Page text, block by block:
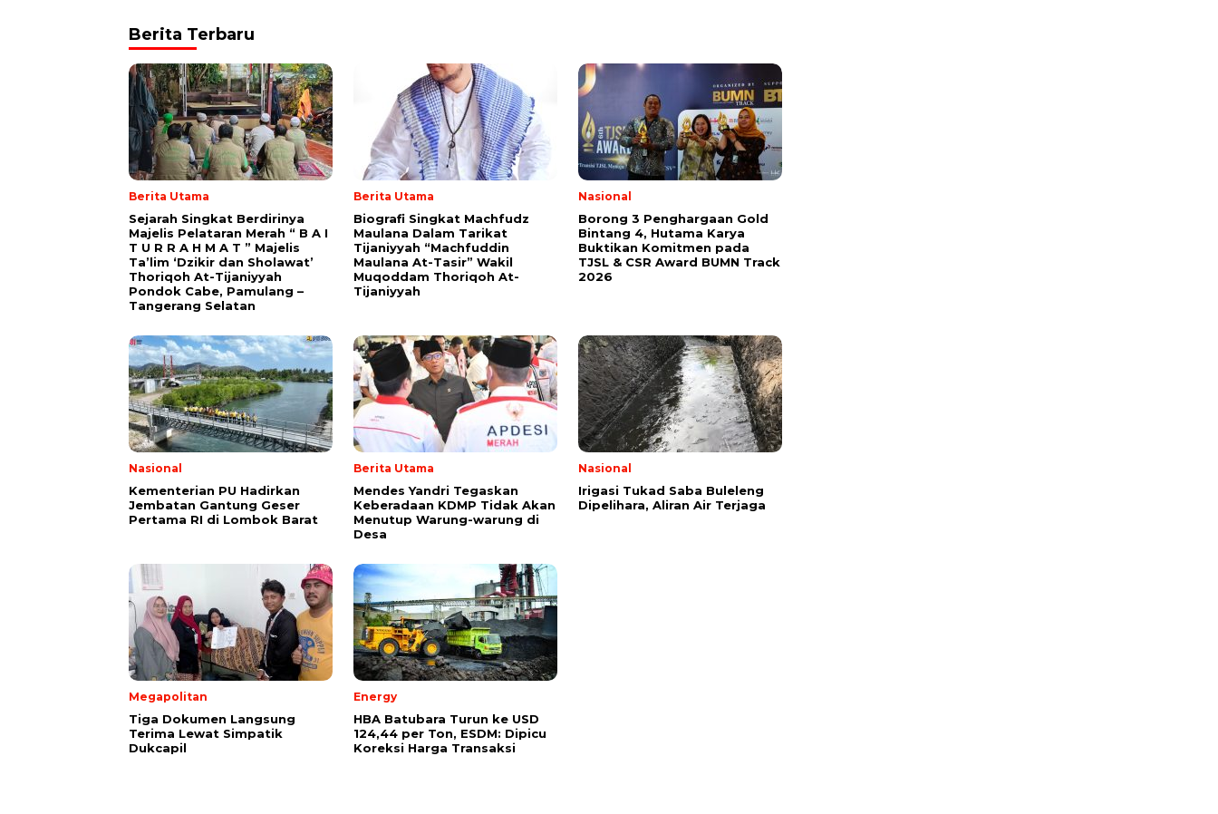
Berita Terbaru
Berita Utama
Sejarah Singkat Berdirinya
Majelis Pelataran Merah “ B A I
T U R R A H M A T ” Majelis
Ta’lim ‘Dzikir dan Sholawat’
Thoriqoh At-Tijaniyyah
Pondok Cabe, Pamulang –
Tangerang Selatan
Berita Utama
Biografi Singkat Machfudz
Maulana Dalam Tarikat
Tijaniyyah “Machfuddin
Maulana At-Tasir” Wakil
Muqoddam Thoriqoh At-
Tijaniyyah
Nasional
Borong 3 Penghargaan Gold
Bintang 4, Hutama Karya
Buktikan Komitmen pada
TJSL & CSR Award BUMN Track
2026
Nasional
Kementerian PU Hadirkan
Jembatan Gantung Geser
Pertama RI di Lombok Barat
Berita Utama
Mendes Yandri Tegaskan
Keberadaan KDMP Tidak Akan
Menutup Warung-warung di
Desa
Nasional
Irigasi Tukad Saba Buleleng
Dipelihara, Aliran Air Terjaga
Megapolitan
Tiga Dokumen Langsung
Terima Lewat Simpatik
Dukcapil
Energy
HBA Batubara Turun ke USD
124,44 per Ton, ESDM: Dipicu
Koreksi Harga Transaksi